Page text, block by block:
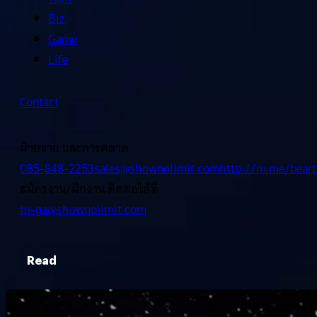
Biz
Game
Life
Contact
ฝ่ายขาย และการตลาด
085-848-2253sales@shownolimit.comhttp://m.me/
สมัครงาน/ฝึกงาน ติดต่อได้ที่
hr-ga@shownolimit.com
Read